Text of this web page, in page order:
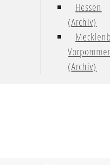
Hessen
(Archiv)
(Archiv)